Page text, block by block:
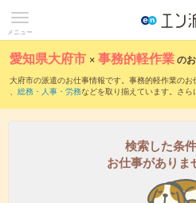
メニュー
愛知県大府市 ×事務的軽作業の
大府市の派遣のお仕事情報です。事務的軽作業のお
、 総務・人事・労務などを取り揃えています。さら
検索した条
お仕事がありま